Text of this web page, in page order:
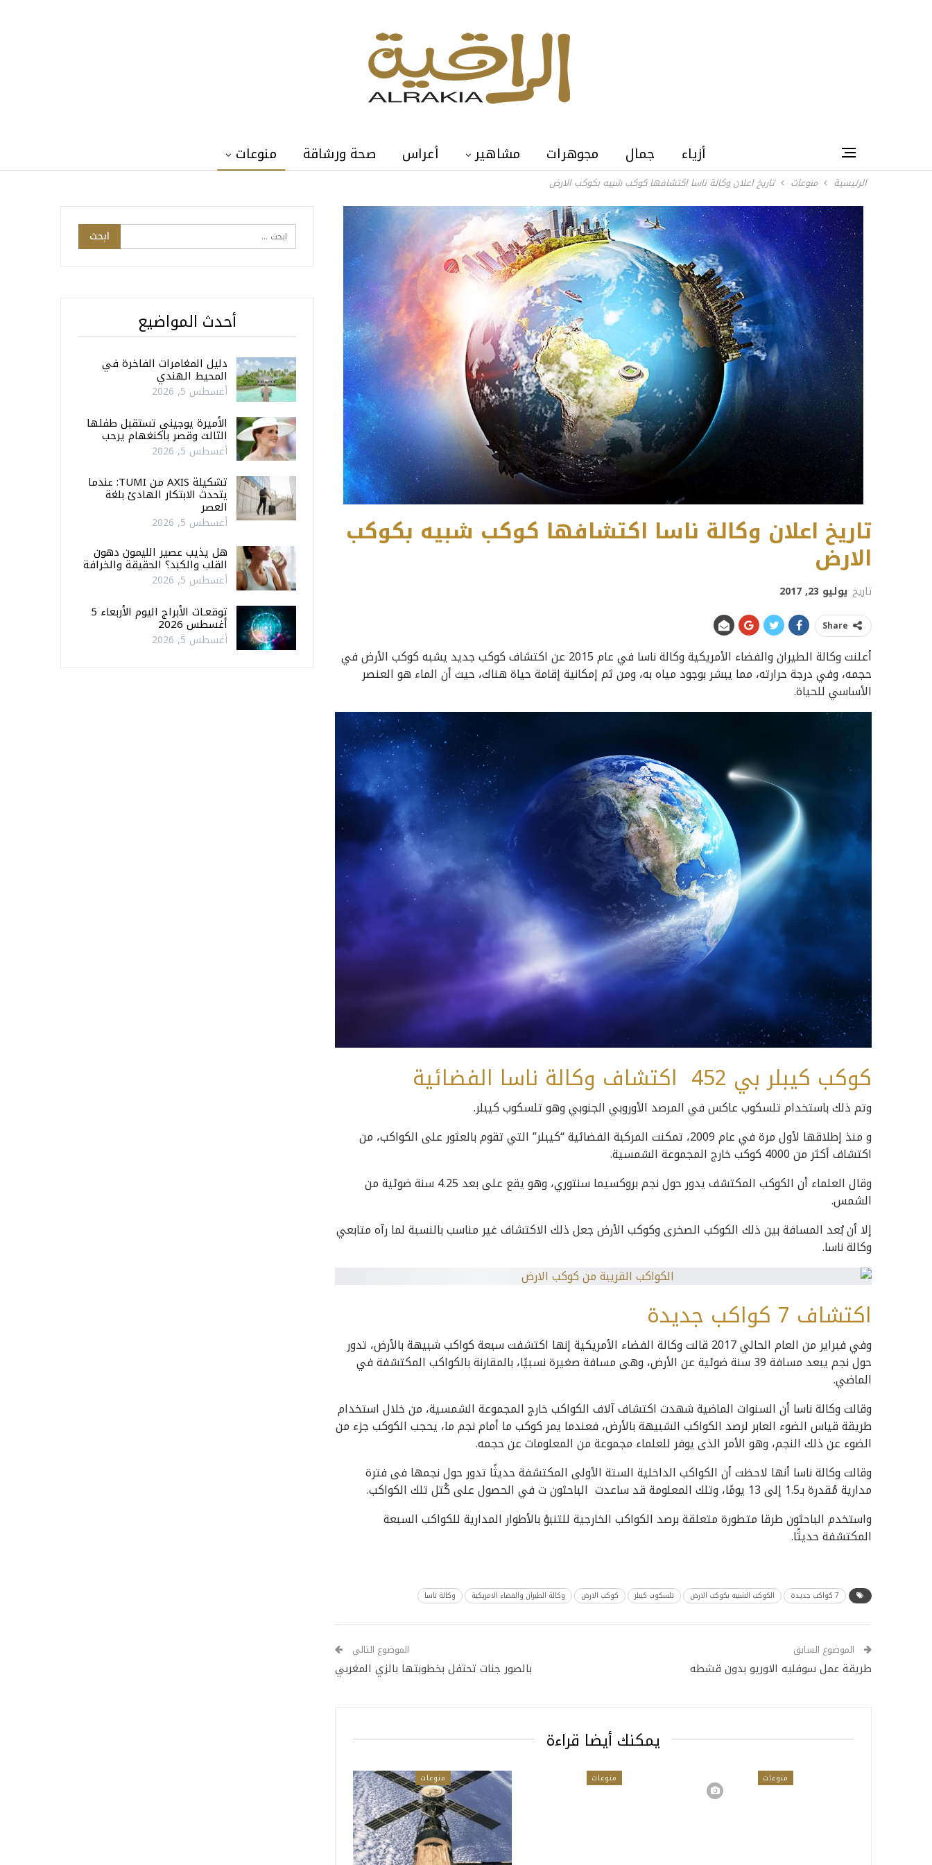
أزياء جمال مجوهرات مشاهير أعراس صحة ورشاقة منوعات
الرئيسية منوعات تاريخ اعلان وكالة ناسا اكتشافها كوكب شبيه بكوكب الارض
تاريخ اعلان وكالة ناسا اكتشافها كوكب شبيه بكوكب
الارض
تاريخ يوليو 23, 2017
Share
أعلنت وكالة الطيران والفضاء الأمريكية وكالة ناسا في عام 2015 عن اكتشاف كوكب جديد يشبه كوكب الأرض في
حجمه، وفي درجة حرارته، مما يبشر بوجود مياه به، ومن ثم إمكانية إقامة حياة هناك، حيث أن الماء هو العنصر
الأساسي للحياة.
كوكب كيبلر بي 452 اكتشاف وكالة ناسا الفضائية
وتم ذلك باستخدام تلسكوب عاكس في المرصد الأوروبي الجنوبي وهو تلسكوب كيبلر.
و منذ إطلاقها لأول مرة في عام 2009، تمكنت المركبة الفضائية “كيبلر” التي تقوم بالعثور على الكواكب، من
اكتشاف أكثر من 4000 كوكب خارج المجموعة الشمسية.
وقال العلماء أن الكوكب المكتشف يدور حول نجم بروكسيما سنتوري، وهو يقع على بعد 4.25 سنة ضوئية من
الشمس.
إلا أن بُعد المسافة بين ذلك الكوكب الصخرى وكوكب الأرض جعل ذلك الاكتشاف غير مناسب بالنسبة لما رآه متابعي
وكالة ناسا.
اكتشاف 7 كواكب جديدة
وفي فبراير من العام الحالي 2017 قالت وكالة الفضاء الأمريكية إنها اكتشفت سبعة كواكب شبيهة بالأرض، تدور
حول نجم يبعد مسافة 39 سنة ضوئية عن الأرض، وهى مسافة صغيرة نسبيًا، بالمقارنة بالكواكب المكتشفة في
الماضي.
وقالت وكالة ناسا أن السنوات الماضية شهدت اكتشاف آلاف الكواكب خارج المجموعة الشمسية، من خلال استخدام
طريقة قياس الضوء العابر لرصد الكواكب الشبيهة بالأرض، فعندما يمر كوكب ما أمام نجم ما، يحجب الكوكب جزء من
الضوء عن ذلك النجم، وهو الأمر الذى يوفر للعلماء مجموعة من المعلومات عن حجمه.
وقالت وكالة ناسا أنها لاحظت أن الكواكب الداخلية الستة الأولى المكتشفة حديثًا تدور حول نجمها فى فترة
مدارية مُقدرة بـ1.5 إلى 13 يومًا، وتلك المعلومة قد ساعدت الباحثون ت في الحصول على كُتل تلك الكواكب.
واستخدم الباحثون طرقا متطورة متعلقة برصد الكواكب الخارجية للتنبؤ بالأطوار المدارية للكواكب السبعة
المكتشفة حديثًا.
7 كواكب جديدة الكوكب الشبيه بكوكب الارض تلسكوب كيبلر كوكب الارض وكالة الطيران والفضاء الامريكية وكالة ناسا
الموضوع السابق
طريقة عمل سوفليه الاوريو بدون قشطه
الموضوع التالي
بالصور جنات تحتفل بخطوبتها بالزي المغربي
يمكنك أيضا قراءة
منوعات منوعات منوعات
أحدث المواضيع
دليل المغامرات الفاخرة في
المحيط الهندي
أغسطس 5, 2026
الأميرة يوجيني تستقبل طفلها
الثالث وقصر باكنغهام يرحب
أغسطس 5, 2026
تشكيلة AXIS من TUMI: عندما
يتحدث الابتكار الهادئ بلغة
العصر
أغسطس 5, 2026
هل يذيب عصير الليمون دهون
القلب والكبد؟ الحقيقة والخرافة
أغسطس 5, 2026
توقعـات الأبراج اليوم الأربعاء 5
أغسطس 2026
أغسطس 5, 2026